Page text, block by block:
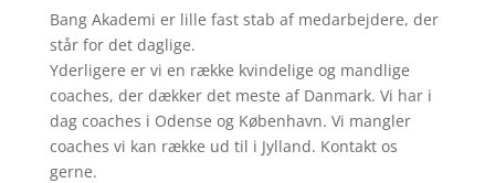
Bang Akademi er lille fast stab af medarbejdere, der
står for det daglige.
Yderligere er vi en række kvindelige og mandlige
coaches, der dækker det meste af Danmark. Vi har i
dag coaches i Odense og København. Vi mangler
coaches vi kan række ud til i Jylland. Kontakt os
gerne.